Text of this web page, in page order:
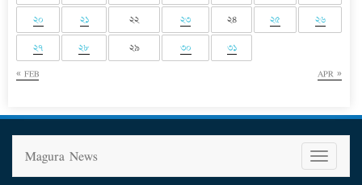
« FEB APR »
২০ ২১ ২২ ২৩ ২৪ ২৫ ২৬
২৭ ২৮ ২৯ ৩০ ৩১
T
o
g
l
Magura News